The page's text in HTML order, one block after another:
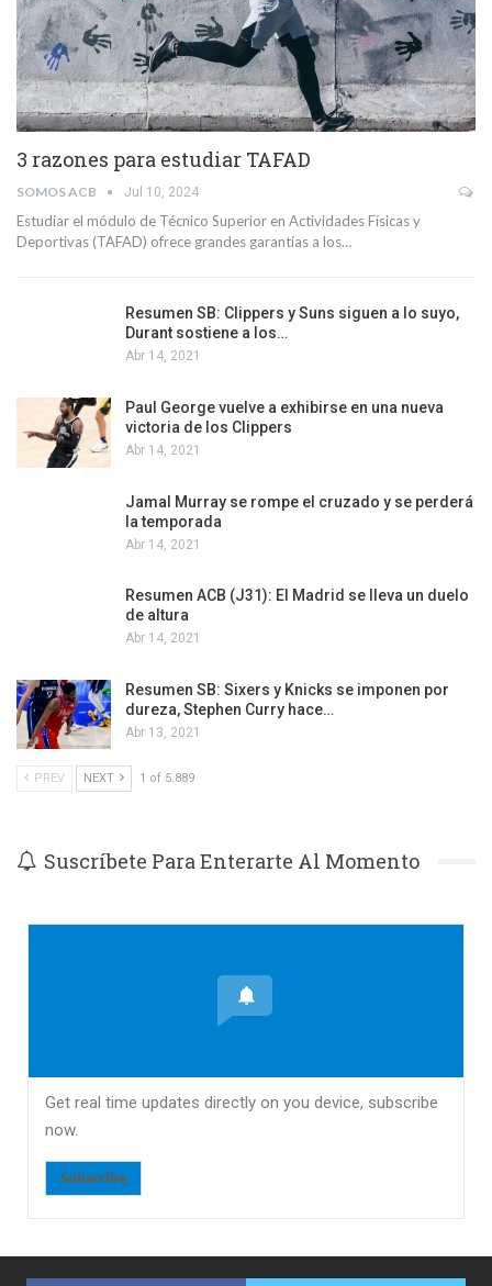
3 razones para estudiar TAFAD
SOMOS ACB Jul 10, 2024
Estudiar el módulo de Técnico Superior en Actividades Físicas y
Deportivas (TAFAD) ofrece grandes garantías a los…
Resumen SB: Clippers y Suns siguen a lo suyo,
Durant sostiene a los…
Abr 14, 2021
Paul George vuelve a exhibirse en una nueva
victoria de los Clippers
Abr 14, 2021
Jamal Murray se rompe el cruzado y se perderá
la temporada
Abr 14, 2021
Resumen ACB (J31): El Madrid se lleva un duelo
de altura
Abr 14, 2021
Resumen SB: Sixers y Knicks se imponen por
dureza, Stephen Curry hace…
Abr 13, 2021
PREV NEXT 1 of 5.889
Suscríbete Para Enterarte Al Momento
Get real time updates directly on you device, subscribe
now.
Subscribe